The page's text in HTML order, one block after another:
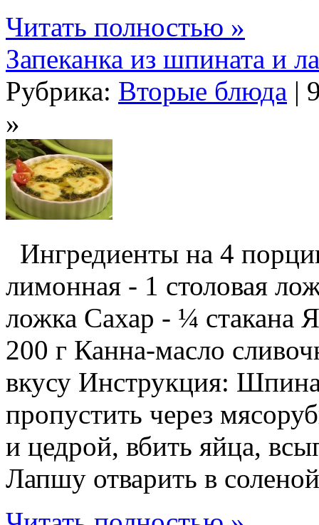
Читать полностью »
Запеканка из шпината и
Рубрика: Вторые блюда |
»
Ингредиенты на 4
лимонная - 1 столовая
ложка Сахар - ¼ стакана
200 г Канна-масло
вкусу Инструкция:
пропустить через
и цедрой, вбить яйца,
Лапшу отварить в